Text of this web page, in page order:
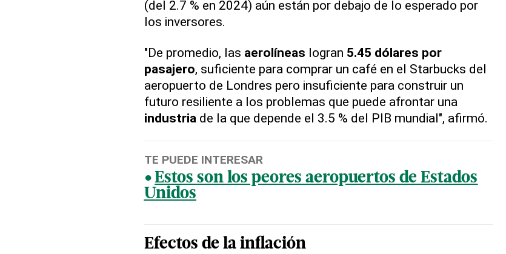
(del 2.7 % en 2024) aún están por debajo de lo esperado por
los inversores.
"De promedio, las aerolíneas logran 5.45 dólares por
pasajero, suficiente para comprar un café en el Starbucks del
aeropuerto de Londres pero insuficiente para construir un
futuro resiliente a los problemas que puede afrontar una
industriade la que depende el 3.5 % del PIB mundial", afirmó.
TE PUEDE INTERESAR
Estos son los peores aeropuertos de Estados
Unidos
Efectos de la inflación